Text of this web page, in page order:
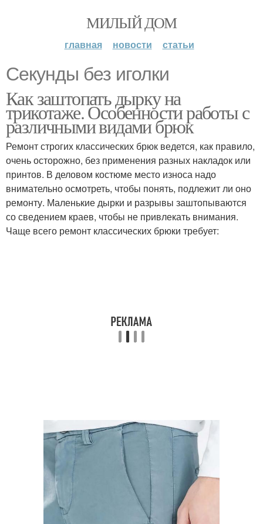
МИЛЫЙ ДОМ
главная новости статьи
Секунды без иголки
Как заштопать дырку на
трикотаже. Особенности работы с
различными видами брюк
Ремонт строгих классических брюк ведется, как правило,
очень осторожно, без применения разных накладок или
принтов. В деловом костюме место износа надо
внимательно осмотреть, чтобы понять, подлежит ли оно
ремонту. Маленькие дырки и разрывы заштопываются
со сведением краев, чтобы не привлекать внимания.
Чаще всего ремонт классических брюки требует: